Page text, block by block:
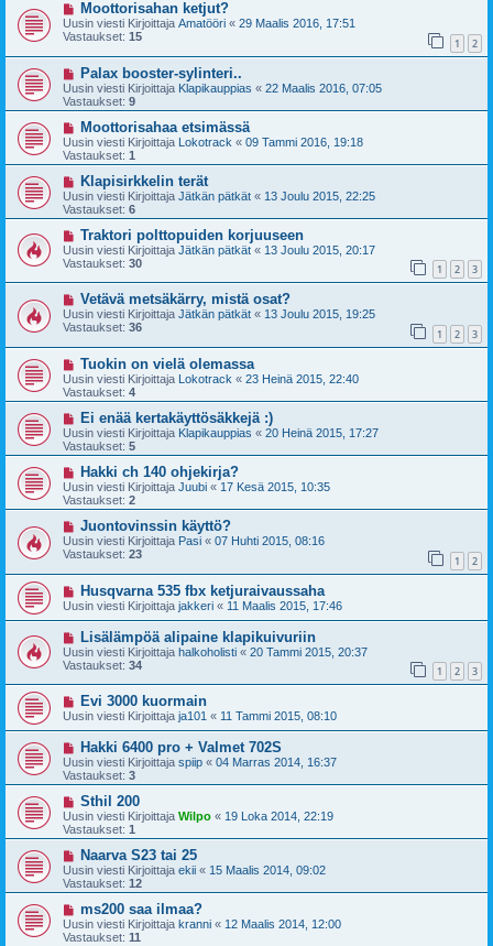
Moottorisahan ketjut?
Uusin viesti Kirjoittaja Amatööri « 29 Maalis 2016, 17:51
Vastaukset: 15 1 2
Palax booster-sylinteri..
Uusin viesti Kirjoittaja Klapikauppias « 22 Maalis 2016, 07:05
Vastaukset: 9
Moottorisahaa etsimässä
Uusin viesti Kirjoittaja Lokotrack « 09 Tammi 2016, 19:18
Vastaukset: 1
Klapisirkkelin terät
Uusin viesti Kirjoittaja Jätkän pätkät « 13 Joulu 2015, 22:25
Vastaukset: 6
Traktori polttopuiden korjuuseen
Uusin viesti Kirjoittaja Jätkän pätkät « 13 Joulu 2015, 20:17
Vastaukset: 30 1 2 3
Vetävä metsäkärry, mistä osat?
Uusin viesti Kirjoittaja Jätkän pätkät « 13 Joulu 2015, 19:25
Vastaukset: 36 1 2 3
Tuokin on vielä olemassa
Uusin viesti Kirjoittaja Lokotrack « 23 Heinä 2015, 22:40
Vastaukset: 4
Ei enää kertakäyttösäkkejä :)
Uusin viesti Kirjoittaja Klapikauppias « 20 Heinä 2015, 17:27
Vastaukset: 5
Hakki ch 140 ohjekirja?
Uusin viesti Kirjoittaja Juubi « 17 Kesä 2015, 10:35
Vastaukset: 2
Juontovinssin käyttö?
Uusin viesti Kirjoittaja Pasi « 07 Huhti 2015, 08:16
Vastaukset: 23 1 2
Husqvarna 535 fbx ketjuraivaussaha
Uusin viesti Kirjoittaja jakkeri « 11 Maalis 2015, 17:46
Lisälämpöä alipaine klapikuivuriin
Uusin viesti Kirjoittaja halkoholisti « 20 Tammi 2015, 20:37
Vastaukset: 34 1 2 3
Evi 3000 kuormain
Uusin viesti Kirjoittaja ja101 « 11 Tammi 2015, 08:10
Hakki 6400 pro + Valmet 702S
Uusin viesti Kirjoittaja spiip « 04 Marras 2014, 16:37
Vastaukset: 3
Sthil 200
Uusin viesti Kirjoittaja Wilpo « 19 Loka 2014, 22:19
Vastaukset: 1
Naarva S23 tai 25
Uusin viesti Kirjoittaja ekii « 15 Maalis 2014, 09:02
Vastaukset: 12
ms200 saa ilmaa?
Uusin viesti Kirjoittaja kranni « 12 Maalis 2014, 12:00
Vastaukset: 11